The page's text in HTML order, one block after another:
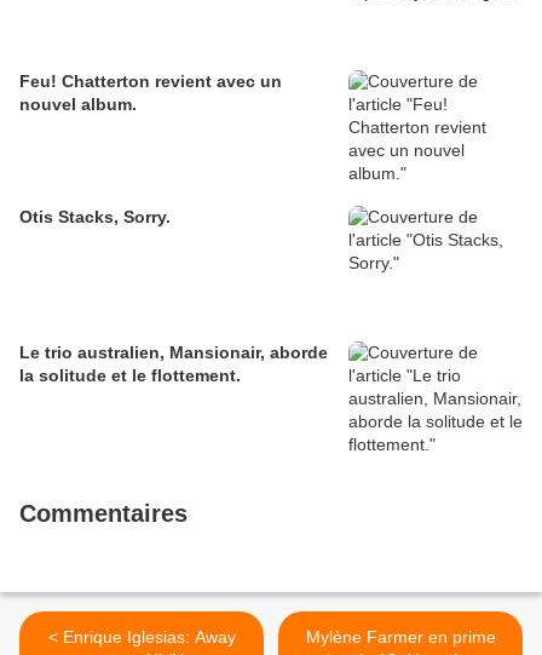
Feu! Chatterton revient avec un
nouvel album.
Otis Stacks, Sorry.
Le trio australien, Mansionair, aborde
la solitude et le flottement.
Commentaires
< Enrique Iglesias: Away
Mylène Farmer en prime